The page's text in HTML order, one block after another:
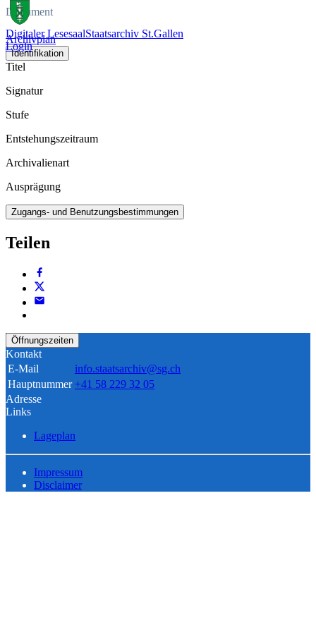
Digitaler LesesaalStaatsarchiv St.Gallen
Login
Dokument
Archivplan
Identifikation
Titel
Signatur
Stufe
Entstehungszeitraum
Archivalienart
Ausprägung
Zugangs- und Benutzungsbestimmungen
Teilen
Öffnungszeiten
Kontakt
E-Mail
info.staatsarchiv@sg.ch
Hauptnummer +41 58 229 32 05
Adresse
Links
Lageplan
Impressum
Disclaimer